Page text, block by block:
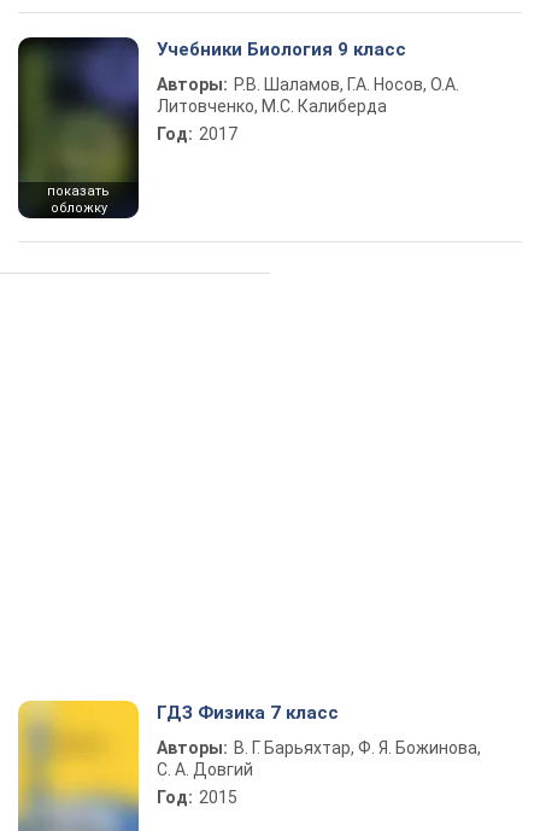
показать
обложку
Учебники Биология 9 класс
Авторы: Р.В. Шаламов, Г.А. Носов, О.А.
Литовченко, М.С. Калиберда
Год: 2017
ГДЗ Физика 7 класс
Авторы: В. Г. Барьяхтар, Ф. Я. Божинова,
С. А. Довгий
Год: 2015